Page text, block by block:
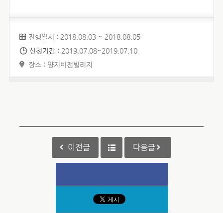
진행일시 : 2018.08.03 ~ 2018.08.05
신청기간 : 2019.07.08~2019.07.10
장소 : 양지비전빌리지
이전글 다음글